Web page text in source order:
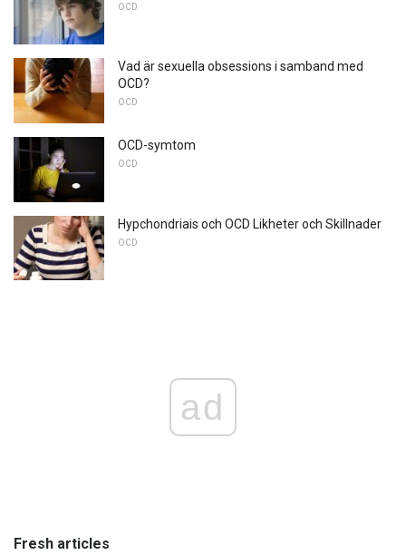
OCD
Vad är sexuella obsessions i samband med
OCD?
OCD
OCD-symtom
OCD
Hypchondriais och OCD Likheter och Skillnader
OCD
ad
Fresh articles